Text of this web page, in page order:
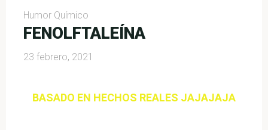
Humor Químico
FENOLFTALEÍNA
23 febrero, 2021
BASADO EN HECHOS REALES JAJAJAJA